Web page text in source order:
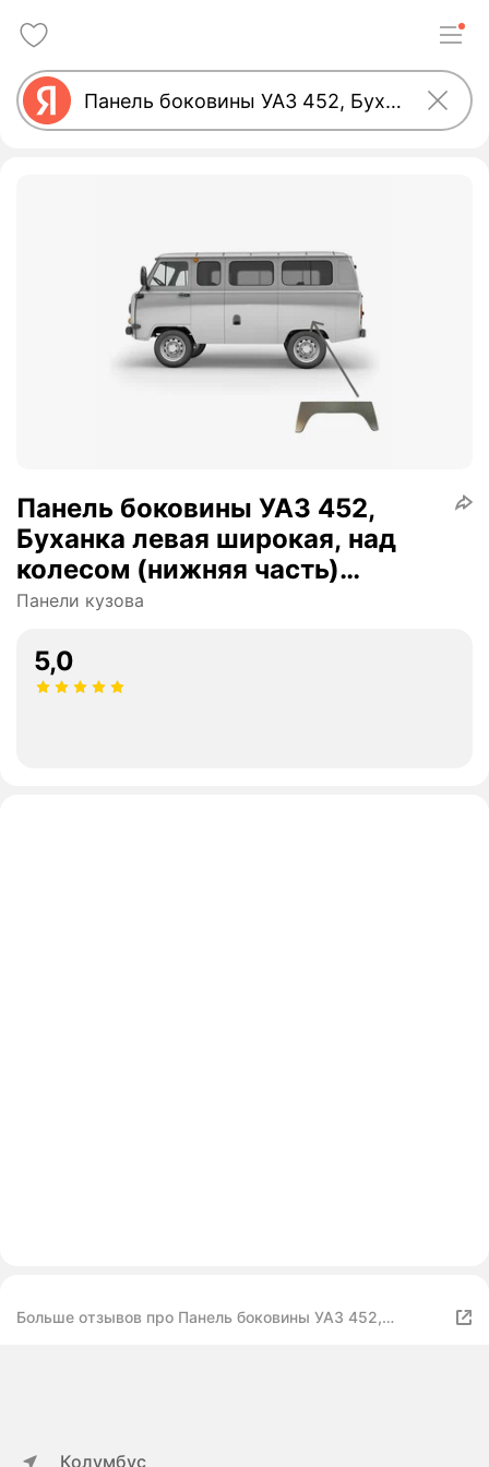
Панель боковины УАЗ 452,
Буханка левая широкая, над
колесом (нижняя часть)
ремкомплект
Панели кузова
5,0
Больше отзывов про Панель боковины УАЗ 452,
Колумбус